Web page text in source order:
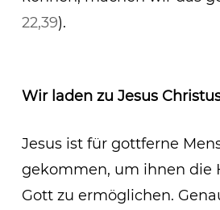
22,39).
Wir laden zu Jesus
Jesus ist für gottferne
gekommen, um ihnen die
Gott zu ermöglichen.